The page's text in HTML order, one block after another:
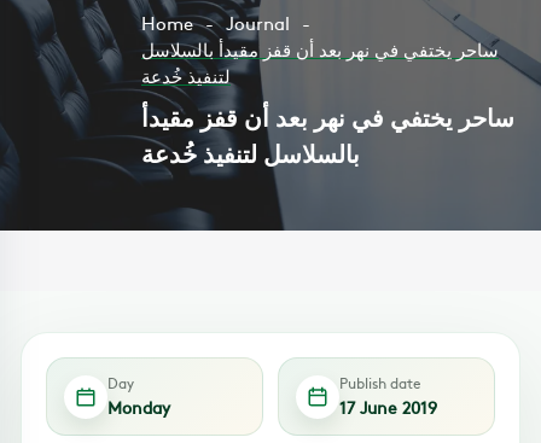
Home
Journal
ساحر يختفي في نهر بعد أن قفز مقيدأ بالسلاسل
لتنفيذ خُدعة
ساحر يختفي في نهر بعد أن قفز مقيدأ
بالسلاسل لتنفيذ خُدعة
Day
Monday
Publish date
17 June 2019